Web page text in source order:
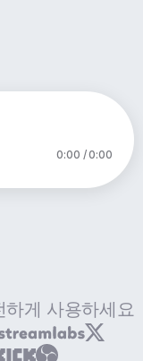
0:00 / 0:00
하게 사용하세요